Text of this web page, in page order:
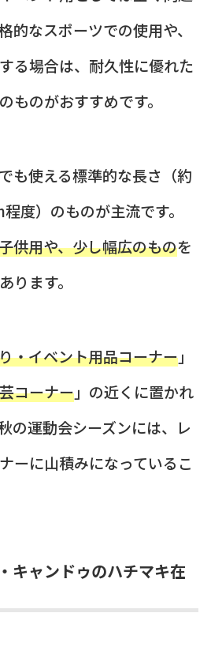
的なスポーツでの使用や、
る場合は、耐久性に優れた
ものがおすすめです。
も使える標準的な長さ（約
度）のものが主流です。
供用や、少し幅広のものを
ります。
・イベント用品コーナー」
コーナー」の近くに置かれ
の運動会シーズンには、レ
ーに山積みになっているこ
キャンドゥのハチマキ在